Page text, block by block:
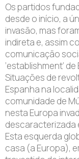
Os partidos
desde o início, a
invasão, mas
indireta e, assim
comunicação
‘establishment’
Situações de
Espanha na
comunidade de
nesta Europa
descaracterizada
Esta esquerda
casa (a Europa),